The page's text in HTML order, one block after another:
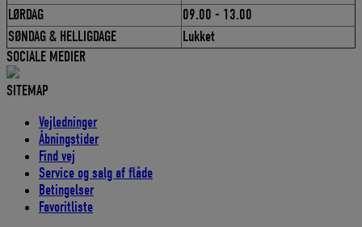
LØRDAG
09.00 - 13.00
SØNDAG & HELLIGDAGE
Lukket
SOCIALE MEDIER
SITEMAP
Vejledninger
Åbningstider
Find vej
Service og salg af flåde
Betingelser
Favoritliste